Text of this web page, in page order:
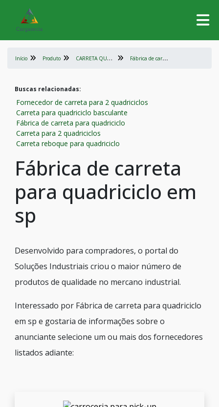
Início Produto C
ARRETA QUADRICICLO F
ábrica de carreta para quadriciclo em sp
Buscas relacionadas:
Fornecedor de carreta para 2 quadriciclos
Carreta para quadriciclo basculante
Fábrica de carreta para quadriciclo
Carreta para 2 quadriciclos
Carreta reboque para quadriciclo
Fábrica de carreta
para quadriciclo em
sp
Desenvolvido para compradores, o portal do
Soluções Industriais criou o maior número de
produtos de qualidade no mercano industrial.
Interessado por Fábrica de carreta para quadriciclo
em sp e gostaria de informações sobre o
anunciante selecione um ou mais dos fornecedores
listados adiante: